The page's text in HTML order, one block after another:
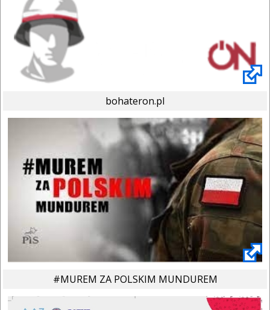
bohateron.pl
#MUREM ZA POLSKIM MUNDUREM